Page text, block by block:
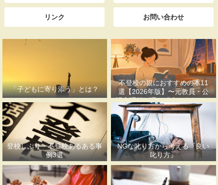
リンク お問い合わせ
「子どもに寄り添う」とは？
不登校の親におすすめの本11
選【2026年版】〜元教員・公
認心理師が選ぶ「今のあなたに
合う一冊」〜
登校しぶり・不登校あるある事
例3選
NGな叱り方から考える『良い
叱り方』